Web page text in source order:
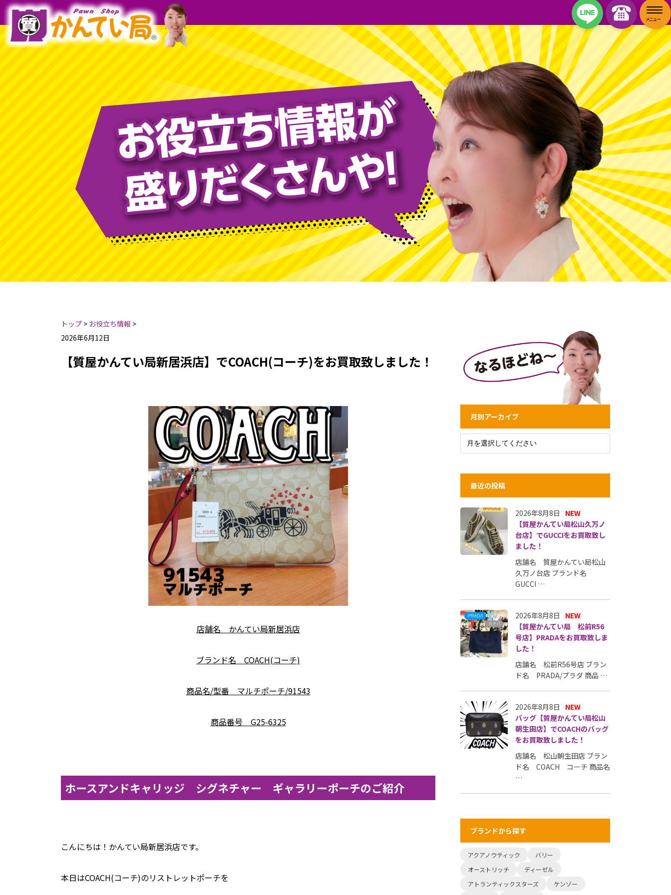
トップ > お役立ち情報 >
2026年6月12日
【質屋かんてい局新居浜店】でCOACH(コーチ)をお買取致しました！
店舗名 かんてい局新居浜店
ブランド名 COACH(コーチ)
商品名/型番 マルチポーチ/91543
商品番号 G25-6325
ホースアンドキャリッジ シグネチャー ギャラリーポーチのご紹介
こんにちは！かんてい局新居浜店です。
本日はCOACH(コーチ)のリストレットポーチを
月別アーカイブ
最近の投稿
2026年8月8日
NEW
【質屋かんてい局松山久万ノ
台店】でGUCCIをお買取致し
ました！
店舗名 質屋かんてい局松山
久万ノ台店 ブランド名
GUCCI …
2026年8月8日
NEW
【質屋かんてい局 松前R56
号店】PRADAをお買取致しま
した！
店舗名 松前R56号店 ブラン
ド名 PRADA/プラダ 商品 …
2026年8月8日
NEW
バッグ【質屋かんてい局松山
朝生田店】でCOACHのバッグ
をお買取致しました！
店舗名 松山朝生田店 ブラン
ド名 COACH コーチ 商品名
…
ブランドから探す
アクアノウティック
バリー
オーストリッチ
ディーゼル
アトランティックスターズ
ケンゾー